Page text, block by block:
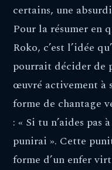
certains, une
Pour la résumer en
Roko, c’est l’idée
pourrait décider de
œuvré activement à
forme de chantage
: « Si tu n’aides pas
punirai ». Cette
forme d’un enfer